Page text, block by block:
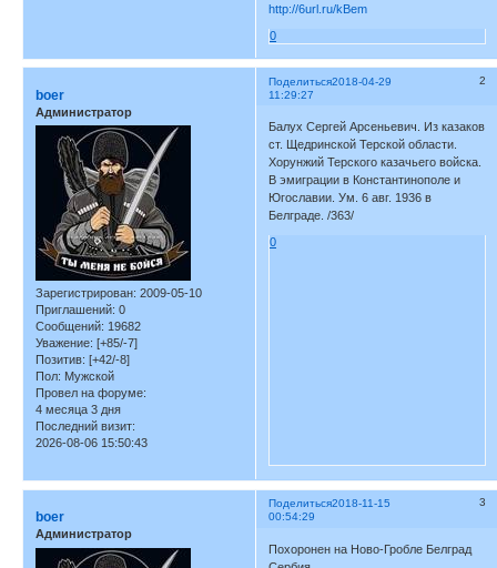
http://6url.ru/kBem
0
Поделиться 2
2018-04-29
11:29:27
boer
Администратор
Зарегистрирован: 2009-05-10
Приглашений: 0
Сообщений: 19682
Уважение: [+85/-7]
Позитив: [+42/-8]
Пол: Мужской
Провел на форуме:
4 месяца 3 дня
Последний визит:
2026-08-06 15:50:43
Балух Сергей Арсеньевич. Из казаков
ст. Щедринской Терской области.
Хорунжий Терского казачьего войска.
В эмиграции в Константинополе и
Югославии. Ум. 6 авг. 1936 в
Белграде. /363/
0
Поделиться 3
2018-11-15
00:54:29
boer
Администратор
Похоронен на Ново-Гробле Белград